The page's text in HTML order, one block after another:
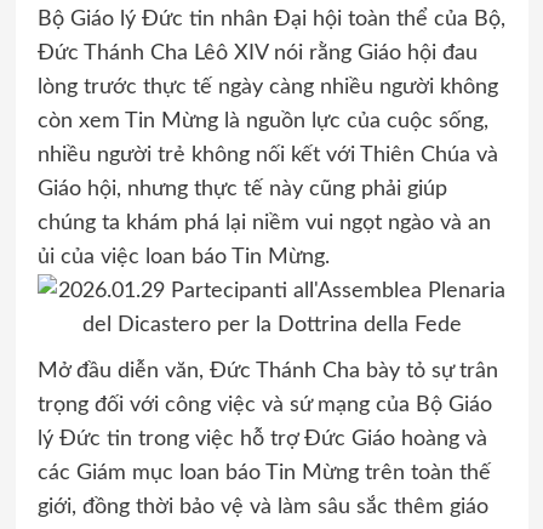
Bộ Giáo lý Đức tin nhân Đại hội toàn thể của Bộ,
Đức Thánh Cha Lêô XIV nói rằng Giáo hội đau
lòng trước thực tế ngày càng nhiều người không
còn xem Tin Mừng là nguồn lực của cuộc sống,
nhiều người trẻ không nối kết với Thiên Chúa và
Giáo hội, nhưng thực tế này cũng phải giúp
chúng ta khám phá lại niềm vui ngọt ngào và an
ủi của việc loan báo Tin Mừng.
Mở đầu diễn văn, Đức Thánh Cha bày tỏ sự trân
trọng đối với công việc và sứ mạng của Bộ Giáo
lý Đức tin trong việc hỗ trợ Đức Giáo hoàng và
các Giám mục loan báo Tin Mừng trên toàn thế
giới, đồng thời bảo vệ và làm sâu sắc thêm giáo